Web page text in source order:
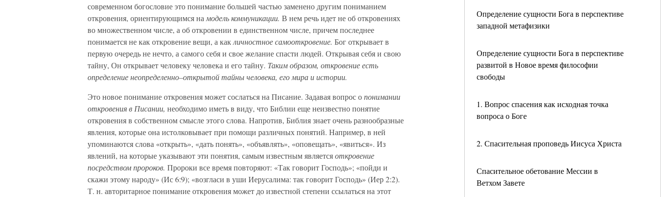
Определение сущности Бога в перспективе
западной метафизики
Определение сущности Бога в перспективе
развитой в Новое время философии
свободы
1. Вопрос спасения как исходная точка
вопроса о Боге
2. Спасительная проповедь Иисуса Христа
Спасительное обетование Мессии в
Ветхом Завете
современном богословие это понимание большей частью заменено другим пониманием
откровения, ориентирующимся на модель коммуникации. В нем речь идет не об откровениях
во множественном числе, а об откровении в единственном числе, причем последнее
понимается не как откровение вещи, а какличностное самооткровение. Бог открывает в
первую очередь не нечто, а самого себя и свое желание спасти людей. Открывая себя и свою
тайну, Он открывает человеку человека и его тайну. Таким образом, откровение есть
определение неопределенно–открытой тайны человека, его мира и истории.
Это новое понимание откровения может сослаться на Писание. Задавая вопрос опонимании
откровения в Писании, необходимо иметь в виду, что Библии еще неизвестно понятие
откровения в собственном смысле этого слова. Напротив, Библия знает очень разнообразные
явления, которые она истолковывает при помощи различных понятий. Например, в ней
упоминаются слова «открыть», «дать понять», «объявлять», «оповещать», «явиться». Из
явлений, на которые указывают эти понятия, самым известным являетсяоткровение
посредством пророков. Пророки все время повторяют: «Так говорит Господь»; «пойди и
скажи этому народу» (Ис 6:9); «возгласи в уши Иерусалима: так говорит Господь» (Иер 2:2).
Т. н. авторитарное понимание откровения может до известной степени ссылаться на этот